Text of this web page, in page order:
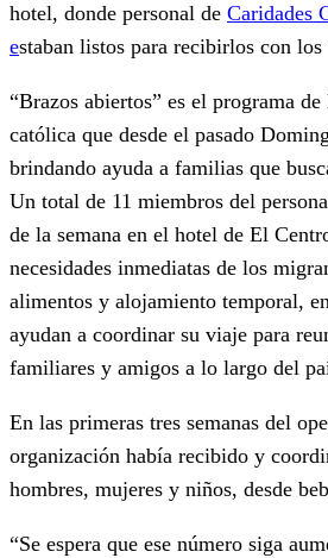
hotel, donde personal de Caridades
estaban listos para recibirlos con los
“Brazos abiertos” es el programa
católica que desde el pasado
brindando ayuda a familias que
Un total de 11 miembros del
de la semana en el hotel de El
necesidades inmediatas de los
alimentos y alojamiento temporal,
ayudan a coordinar su viaje para
familiares y amigos a lo largo del
En las primeras tres semanas del
organización había recibido y
hombres, mujeres y niños, desde
“Se espera que ese número siga